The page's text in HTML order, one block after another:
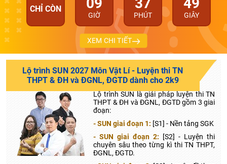
CHỈ CÒN
GIỜ PHÚT GIÂY
XEM CHI TIẾT
Lộ trình SUN 2027 Môn Vật Lí - Luyện thi TN
THPT & ĐH và ĐGNL, ĐGTD dành cho 2k9
Lộ trình SUN là giải pháp luyện thi TN
THPT & ĐH và ĐGNL, ĐGTD gồm 3 giai
đoạn:
- SUN giai đoạn 1: [S1] - Nền tảng SGK
- SUN giai đoạn 2: [S2] - Luyện thi
chuyên sâu theo từng kì thi TN THPT,
ĐGNL, ĐGTD.